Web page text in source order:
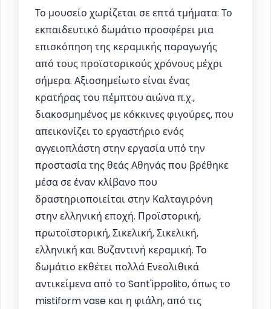
Το μουσείο χωρίζεται σε επτά τμήματα: Το
εκπαιδευτικό δωμάτιο προσφέρει μια
επισκόπηση της κεραμικής παραγωγής
από τους προϊστορικούς χρόνους μέχρι
σήμερα. Αξιοσημείωτο είναι ένας
κρατήρας του πέμπτου αιώνα π.χ.,
διακοσμημένος με κόκκινες φιγούρες, που
απεικονίζει το εργαστήριο ενός
αγγειοπλάστη στην εργασία υπό την
προστασία της θεάς Αθηνάς που βρέθηκε
μέσα σε έναν κλίβανο που
δραστηριοποιείται στην Καλταγιρόνη
στην ελληνική εποχή. Προϊστορική,
πρωτοϊστορική, Σικελική, Σικελική,
ελληνική και Βυζαντινή κεραμική. Το
δωμάτιο εκθέτει πολλά Ενεολιθικά
αντικείμενα από το Sant'ippolito, όπως το
mistiform vase και η φιάλη, από τις